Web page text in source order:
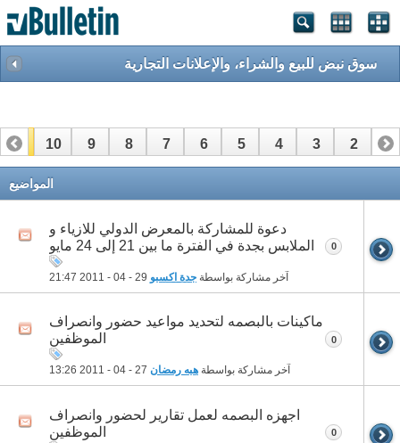
سوق نبض للبيع والشراء، والإعلانات التجارية
1
2
3
4
5
6
7
8
9
10
11
المواضيع
دعوة للمشاركة بالمعرض الدولي للازياء و
الملابس بجدة في الفترة ما بين 21 إلى 24 مايو
آخر مشاركة بواسطة جدة اكسبو 21:47
0
ماكينات بالبصمه لتحديد مواعيد حضور وانصراف
الموظفين
آخر مشاركة بواسطة هبه رمضان 13:26
0
اجهزه البصمه لعمل تقارير لحضور وانصراف
الموظفين
0